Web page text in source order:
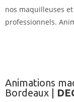
nos maquilleuses
professionnels.
Animations
Bordeaux |